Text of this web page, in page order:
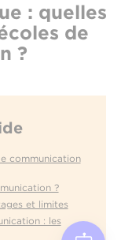
: quelles
de
?
communication
?
et limites
: les